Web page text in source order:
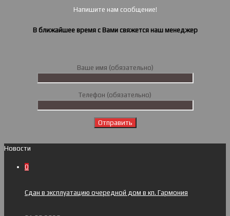
Напишите нам сообщение!
В ближайшее время с Вами свяжется наш менеджер
Ваше имя (обязательно)
Телефон (обязательно)
Новости
0
Сдан в эксплуатацию очередной дом в кп. Гармония